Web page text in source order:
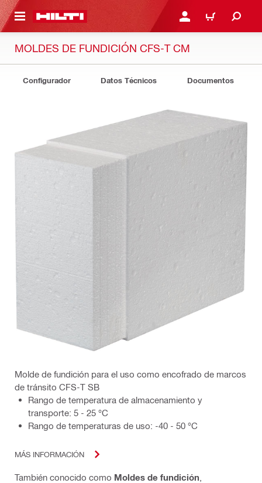
PRINCIPAL INICIE SESIÓN O
CARRITO
MOLDES DE FUNDICIÓN CFS-T CM
Configurador Datos Técnicos Documentos
Molde de fundición para el uso como encofrado de marcos
de tránsito CFS-T SB
Rango de temperatura de almacenamiento y
transporte: 5 - 25 °C
Rango de temperaturas de uso: -40 - 50 °C
MÁS INFORMACIÓN
También conocido como Moldes de fundición